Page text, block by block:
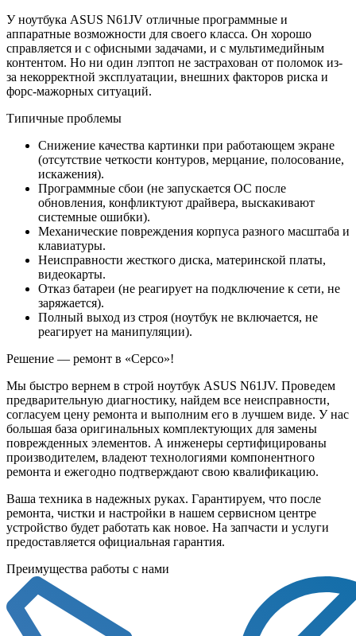
У ноутбука ASUS N61JV отличные программные и
аппаратные возможности для своего класса. Он хорошо
справляется и с офисными задачами, и с мультимедийным
контентом. Но ни один лэптоп не застрахован от поломок из-
за некорректной эксплуатации, внешних факторов риска и
форс-мажорных ситуаций.
Типичные проблемы
Снижение качества картинки при работающем экране
(отсутствие четкости контуров, мерцание, полосование,
искажения).
Программные сбои (не запускается ОС после
обновления, конфликтуют драйвера, выскакивают
системные ошибки).
Механические повреждения корпуса разного масштаба и
клавиатуры.
Неисправности жесткого диска, материнской платы,
видеокарты.
Отказ батареи (не реагирует на подключение к сети, не
заряжается).
Полный выход из строя (ноутбук не включается, не
реагирует на манипуляции).
Решение — ремонт в «Серсо»!
Мы быстро вернем в строй ноутбук ASUS N61JV. Проведем
предварительную диагностику, найдем все неисправности,
согласуем цену ремонта и выполним его в лучшем виде. У нас
большая база оригинальных комплектующих для замены
поврежденных элементов. А инженеры сертифицированы
производителем, владеют технологиями компонентного
ремонта и ежегодно подтверждают свою квалификацию.
Ваша техника в надежных руках. Гарантируем, что после
ремонта, чистки и настройки в нашем сервисном центре
устройство будет работать как новое. На запчасти и услуги
предоставляется официальная гарантия.
Преимущества работы с нами